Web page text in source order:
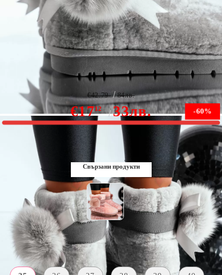
Дамски къси ботуши Естествена кожа Kissa Сив
#8627M
-60%
€1712 33лв.
€42.79 84лв.
В наличност
Свързани продукти
Размер на обувки: Таблица с размери